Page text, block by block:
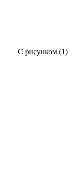
С рисунком (1)